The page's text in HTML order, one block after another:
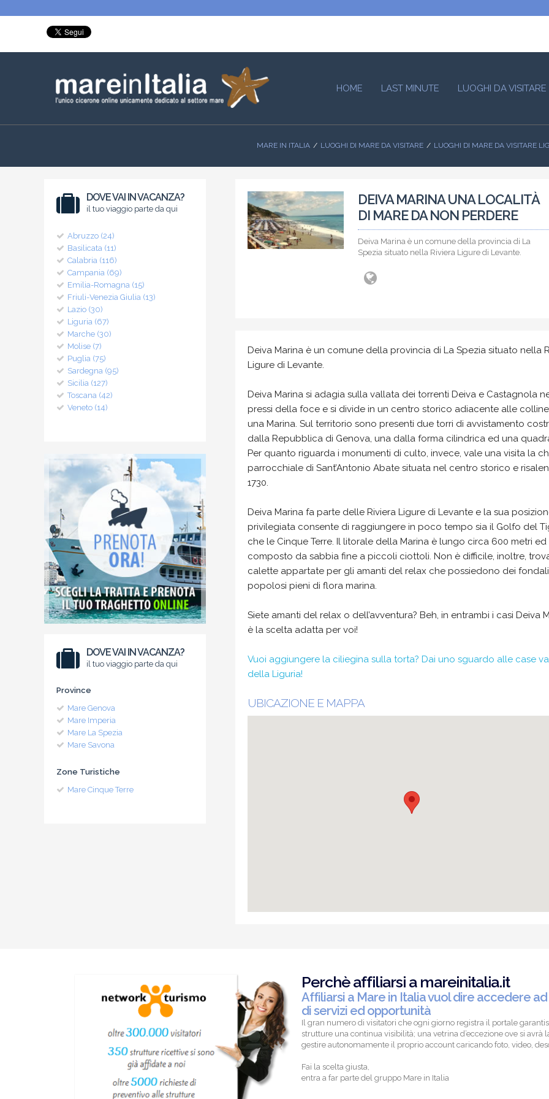
HOME LAST MINUTE LUOGHI DA VISITARE
MARE IN ITALIA LUOGHI DI MARE DA VISITARE LUOGHI DI MARE DA VISITARE
DOVE VAI IN VACANZA?
il tuo viaggio parte da qui
Abruzzo (24)
Basilicata (11)
Calabria (116)
Campania (69)
Emilia-Romagna (15)
Friuli-Venezia Giulia (13)
Lazio (30)
Liguria (67)
Marche (30)
Molise (7)
Puglia (75)
Sardegna (95)
Sicilia (127)
Toscana (42)
Veneto (14)
DOVE VAI IN VACANZA?
il tuo viaggio parte da qui
Province
Mare Genova
Mare Imperia
Mare La Spezia
Mare Savona
Zone Turistiche
Mare Cinque Terre
DEIVA MARINA UNA LOCALITÀ
DI MARE DA NON PERDERE
Deiva Marina è un comune della provincia di La
Spezia situato nella Riviera Ligure di Levante.
Deiva Marina è un comune della provincia di La Spezia situato nella
Ligure di Levante.
Deiva Marina si adagia sulla vallata dei torrenti Deiva e Castagnola
pressi della foce e si divide in un centro storico adiacente alle
una Marina. Sul territorio sono presenti due torri di avvistamento
dalla Repubblica di Genova, una dalla forma cilindrica ed una
Per quanto riguarda i monumenti di culto, invece, vale una visita la
parrocchiale di Sant’Antonio Abate situata nel centro storico e
1730.
Deiva Marina fa parte delle Riviera Ligure di Levante e la sua
privilegiata consente di raggiungere in poco tempo sia il Golfo del
che le Cinque Terre. Il litorale della Marina è lungo circa 600 metri ed
composto da sabbia fine a piccoli ciottoli. Non è difficile, inoltre,
calette appartate per gli amanti del relax che possiedono dei fondali
popolosi pieni di flora marina.
Siete amanti del relax o dell’avventura? Beh, in entrambi i casi Deiva
è la scelta adatta per voi!
Vuoi aggiungere la ciliegina sulla torta? Dai uno sguardo alle case
della Liguria!
UBICAZIONE E MAPPA
Perchè affiliarsi a mareinitalia.it
Affiliarsi a Mare in Italia vuol dire accedere
di servizi ed opportunità
Il gran numero di visitatori che ogni giorno registra il portale
strutture una continua visibilità; una vetrina d’eccezione ove si avrà
gestire autonomamente il proprio account caricando foto, video,
Fai la scelta giusta,
entra a far parte del gruppo Mare in Italia